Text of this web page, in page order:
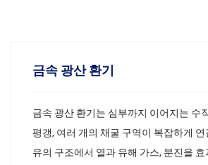
금속 광산 환기
금속 광산 환기는 심부까지 이어지는 수
평갱, 여러 개의 채굴 구역이 복잡하게
유의 구조에서 열과 유해 가스, 분진을